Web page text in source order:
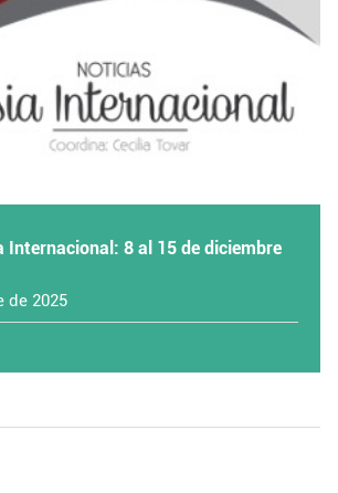
Internacional: 8 al 15 de diciembre
de 2025